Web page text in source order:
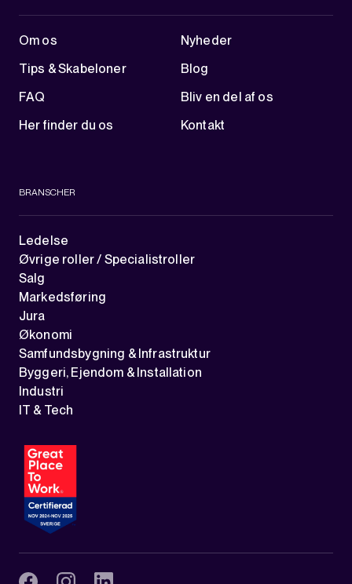
Om os
Nyheder
Tips & Skabeloner
Blog
FAQ
Bliv en del af os
Her finder du os
Kontakt
BRANSCHER
Ledelse
Øvrige roller / Specialistroller
Salg
Markedsføring
Jura
Økonomi
Samfundsbygning & Infrastruktur
Byggeri, Ejendom & Installation
Industri
IT & Tech